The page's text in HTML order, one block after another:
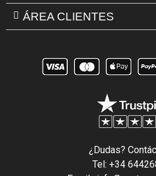
ÁREA CLIENTES
¿Dudas?
Tel: +34